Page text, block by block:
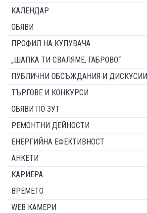
КАЛЕНДАР
ОБЯВИ
ПРОФИЛ НА КУПУВАЧА
„ШАПКА ТИ СВАЛЯМЕ, ГАБРОВО“
ПУБЛИЧНИ ОБСЪЖДАНИЯ И ДИСКУСИИ
ТЪРГОВЕ И КОНКУРСИ
ОБЯВИ ПО ЗУТ
РЕМОНТНИ ДЕЙНОСТИ
ЕНЕРГИЙНА ЕФЕКТИВНОСТ
АНКЕТИ
КАРИЕРА
ВРЕМЕТО
WEB КАМЕРИ